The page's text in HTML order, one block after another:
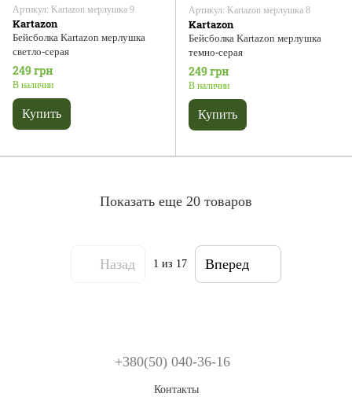
Артикул: Kartazon мерлушка 9
Kartazon
Бейсболка Kartazon мерлушка
светло-серая
249 грн
В наличии
Купить
Артикул: Kartazon мерлушка 8
Kartazon
Бейсболка Kartazon мерлушка
темно-серая
249 грн
В наличии
Купить
Показать еще 20 товаров
Назад 1 из 17 Вперед
+380(50) 040-36-16
Контакты